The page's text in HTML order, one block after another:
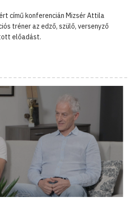
című konferencián Mizsér Attila
tréner az edző, szülő, versenyző
előadást.